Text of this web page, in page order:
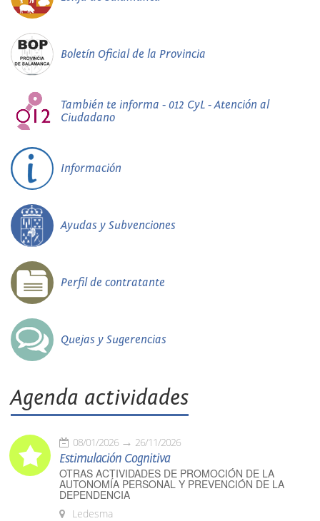
Boletín Oficial de la Provincia
También te informa - 012 CyL - Atención al
Ciudadano
Información
Ayudas y Subvenciones
Perfil de contratante
Quejas y Sugerencias
Agenda actividades
08/01/2026 26/11/2026
Estimulación Cognitiva
OTRAS ACTIVIDADES DE PROMOCIÓN DE LA
AUTONOMÍA PERSONAL Y PREVENCIÓN DE LA
DEPENDENCIA
Ledesma